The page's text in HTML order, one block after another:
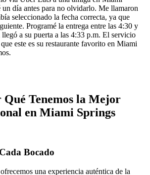
día antes para no olvidarlo. Me llamaron
seleccionado la fecha correcta, ya que
Programé la entrega entre las 4:30 y
a su puerta a las 4:33 p.m. El servicio
este es su restaurante favorito en Miami
Qué Tenemos la Mejor
en Miami Springs
Bocado
una experiencia auténtica de la